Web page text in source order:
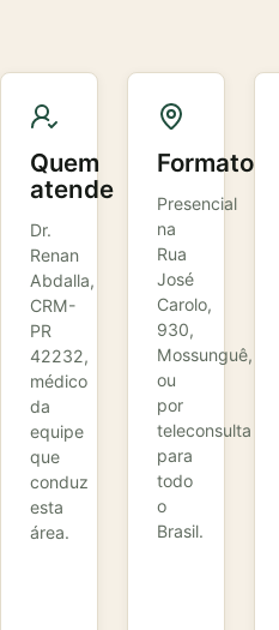
Quem
atende
Dr.
Renan
Abdalla,
CRM-
PR
42232,
médico
da
equipe
que
conduz
esta
área.
Formato
Presencial
na
Rua
José
Carolo,
930,
Mossunguê,
ou
por
teleconsulta
para
todo
o
Brasil.